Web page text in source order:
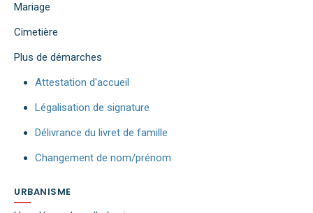
Mariage
Cimetière
Plus de démarches
Attestation d'accueil
Légalisation de signature
Délivrance du livret de famille
Changement de nom/prénom
URBANISME